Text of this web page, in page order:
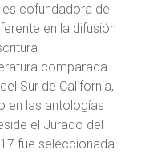
es cofundadora del
en la difusión
comparada
Sur de California,
en las antologías
el Jurado del
fue seleccionada